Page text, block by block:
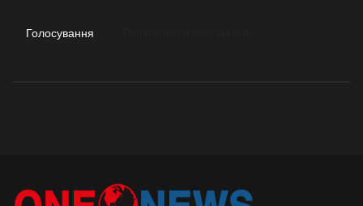
Голосування